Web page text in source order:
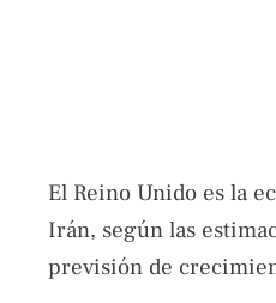
El Reino Unido es la
Irán, según las
previsión de